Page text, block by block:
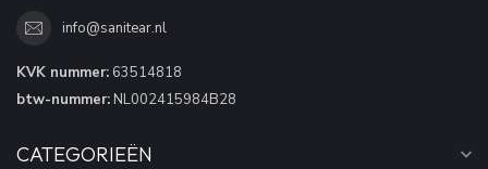
info@sanitear.nl
KVK nummer: 63514818
btw-nummer: NL002415984B28
CATEGORIEËN